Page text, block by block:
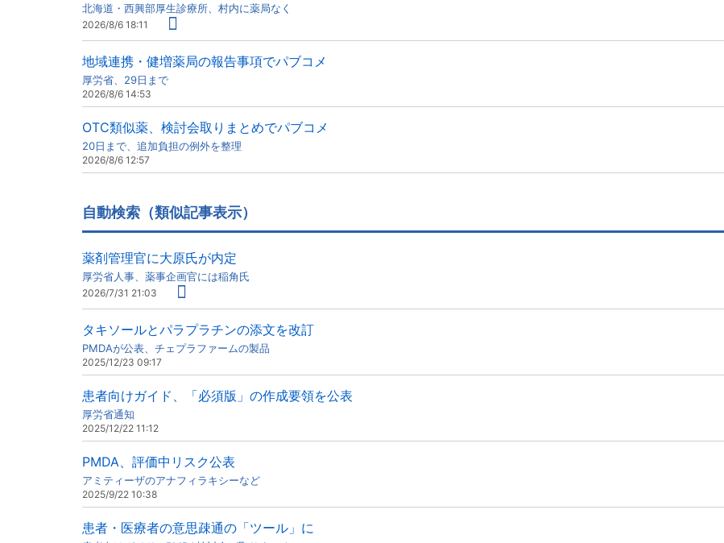
北海道・西興部厚生診療所、村内に薬局なく
2026/8/6 18:11
地域連携・健増薬局の報告事項でパブコメ
厚労省、29日まで
2026/8/6 14:53
OTC類似薬、検討会取りまとめでパブコメ
20日まで、追加負担の例外を整理
2026/8/6 12:57
自動検索（類似記事表示）
薬剤管理官に大原氏が内定
厚労省人事、薬事企画官には稲角氏
2026/7/31 21:03
タキソールとパラプラチンの添文を改訂
PMDAが公表、チェプラファームの製品
2025/12/23 09:17
患者向けガイド、「必須版」の作成要領を公表
厚労省通知
2025/12/22 11:12
PMDA、評価中リスク公表
アミティーザのアナフィラキシーなど
2025/9/22 10:38
患者・医療者の意思疎通の「ツール」に